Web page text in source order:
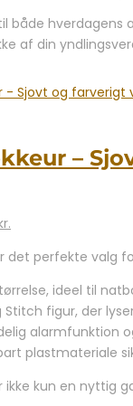
både hverdagens
af din
–
pris
er:
271,00 kr..
det perfekte valg
ideel til
Stitch figur, der
plastmateriale
kun en nyttig